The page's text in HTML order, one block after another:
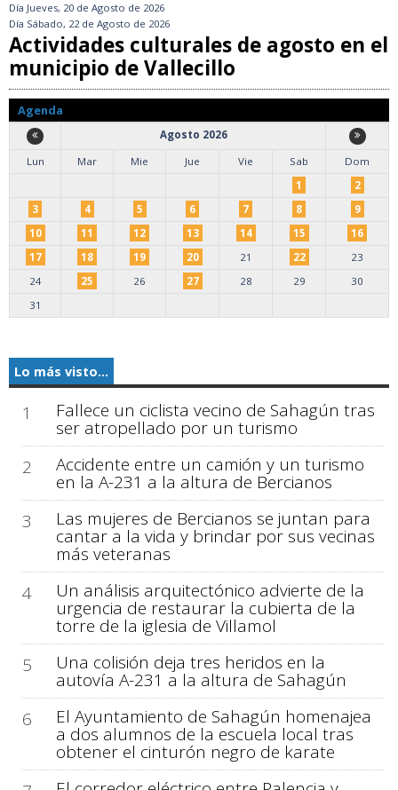
Día Jueves, 20 de Agosto de 2026
Día Sábado, 22 de Agosto de 2026
Actividades culturales de agosto en el
municipio de Vallecillo
Agenda
Agosto 2026
Lun
Mar Mie Jue Vie Sab
Dom
1
2
3
4 5 6 7 8
9
10
11 12 13 14 15
16
17
18 19 20 21 22
23
24
25 26 27 28 29
30
31
Lo más visto...
1 Fallece un ciclista vecino de Sahagún tras
ser atropellado por un turismo
2
Accidente entre un camión y un turismo
en la A-231 a la altura de Bercianos
3
Las mujeres de Bercianos se juntan para
cantar a la vida y brindar por sus vecinas
más veteranas
4
Un análisis arquitectónico advierte de la
urgencia de restaurar la cubierta de la
torre de la iglesia de Villamol
5
Una colisión deja tres heridos en la
autovía A-231 a la altura de Sahagún
6
El Ayuntamiento de Sahagún homenajea
a dos alumnos de la escuela local tras
obtener el cinturón negro de karate